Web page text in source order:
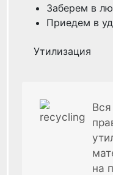
Заберем в
Приедем в
Утилизация
на